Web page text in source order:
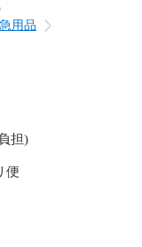
用品
担)
便